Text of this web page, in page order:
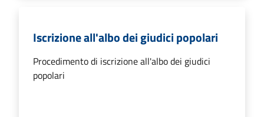
Iscrizione all'albo dei giudici popolari
Procedimento di iscrizione all'albo dei giudici
popolari